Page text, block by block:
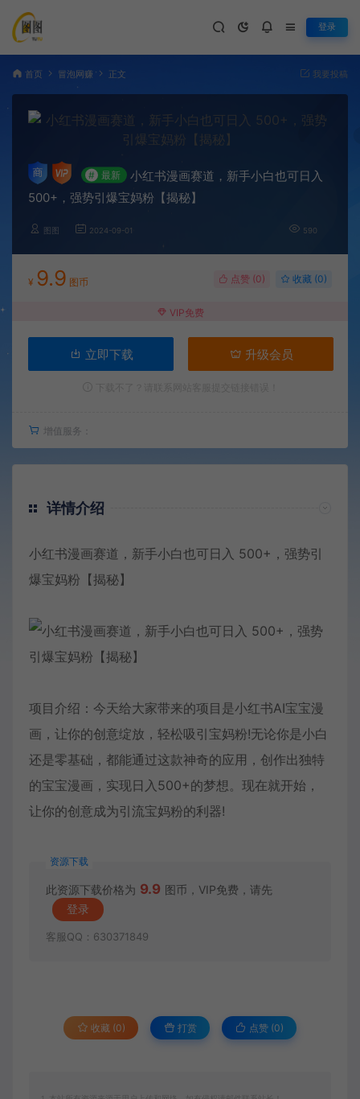
登录
首页 冒泡网赚 正文 我要投稿
# 最新
小红书漫画赛道，新手小白也可日入
500+，强势引爆宝妈粉【揭秘】
图图 2024-09-01 590
¥ 9.9 图币 点赞 (0) 收藏 (0)
VIP免费
立即下载 升级会员
增值服务：
详情介绍
小红书漫画赛道，新手小白也可日入 500+，强势引
爆宝妈粉【揭秘】
项目介绍：今天给大家带来的项目是小红书AI宝宝漫
画，让你的创意绽放，轻松吸引宝妈粉!无论你是小白
还是零基础，都能通过这款神奇的应用，创作出独特
的宝宝漫画，实现日入500+的梦想。现在就开始，
让你的创意成为引流宝妈粉的利器!
资源下载
此资源下载价格为 9.9 图币，VIP免费，请先
登录
客服QQ：630371849
收藏 (0) 打赏 点赞 (0)